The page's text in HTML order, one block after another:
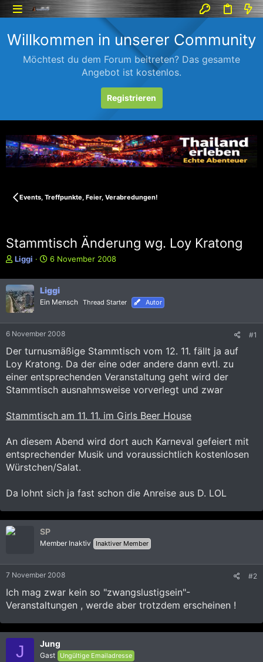
Willkommen in unserer Community
Möchtest du dem Forum beitreten? Das gesamte
Angebot ist kostenlos.
Registrieren
Events, Treffpunkte, Feier, Verabredungen!
Stammtisch Änderung wg. Loy Kratong
E
s
t
e
l
l
e
Liggi
E
s
t
e
l
t
m
6 November 2008
Liggi
Ein Mensch Thread Starter Autor
6 November 2008 #1
Der turnusmäßige Stammtisch vom 12. 11. fällt ja auf
Loy Kratong. Da der eine oder andere dann evtl. zu
einer entsprechenden Veranstaltung geht wird der
Stammtisch ausnahmsweise vorverlegt und zwar
Stammtisch am 11. 11. im Girls Beer House
An diesem Abend wird dort auch Karneval gefeiert mit
entsprechender Musik und voraussichtlich kostenlosen
Würstchen/Salat.
Da lohnt sich ja fast schon die Anreise aus D. LOL
SP
Member Inaktiv Inaktiver Member
7 November 2008 #2
Ich mag zwar kein so "zwangslustigsein"-
Veranstaltungen , werde aber trotzdem erscheinen !
J Jung
Gast Ungültige Emailadresse